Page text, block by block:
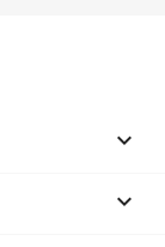

